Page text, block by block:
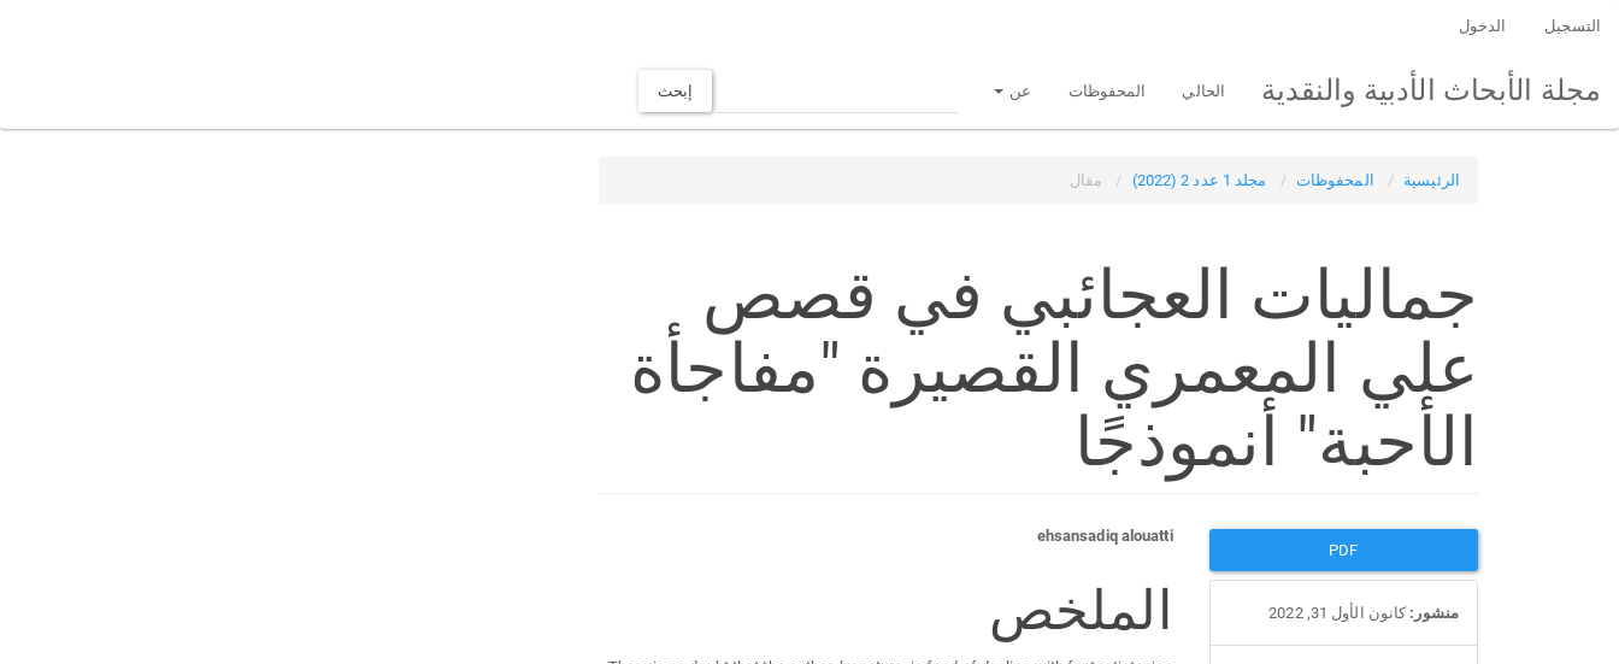
الرئيسي
التسجيل الدخول
مجلة الأبحاث الأدبية والنقدية الحالي المحفوظات عن إبحث
الرئيسية المحفوظات مجلد 1 عدد 2 (2022) مقال
جماليات العجائبي في قصص
علي المعمري القصيرة "مفاجأة
الأحبة" أنموذجًا
الشريط
الجانبي
PDF
منشور: كانون الأول 31, 2022
محتوى
المقالة
ehsansadiq alouatti
الملخص